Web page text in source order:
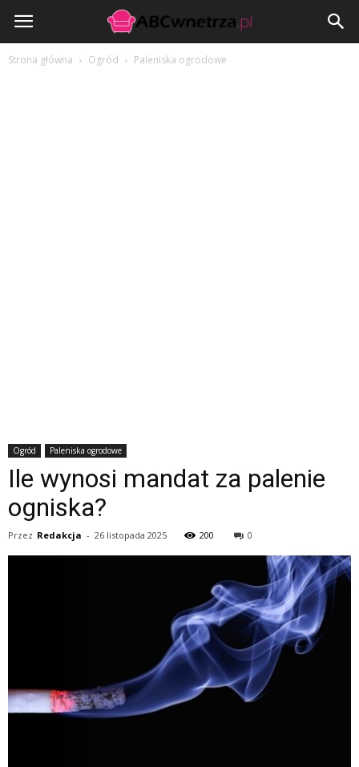
ABCwnetrza.pl
Strona główna Ogród Paleniska ogrodowe
Ogród Paleniska ogrodowe
Ile wynosi mandat za palenie
ogniska?
Przez Redakcja - 26 listopada 2025 200 0